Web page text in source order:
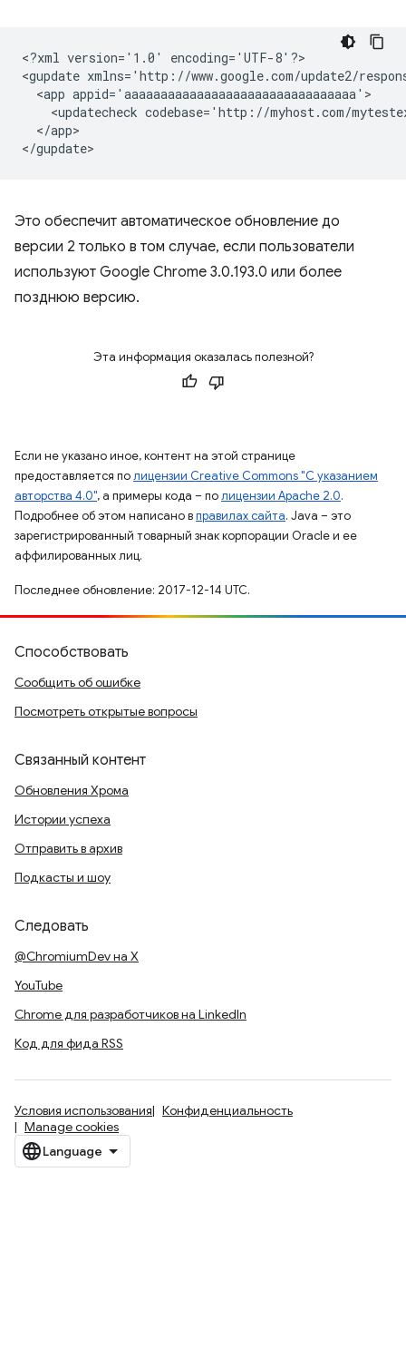
<?xml version='1.0'
encoding='UTF-8'?>
<gupdate xmlns='http://www.google.com/update2/
<app
<updatecheck codebase='http://myhost.com/
</app>
Это обеспечит автоматическое обновление до
версии 2 только в том случае, если пользователи
используют Google Chrome 3.0.193.0 или более
позднюю версию.
Эта информация оказалась полезной?
Если не указано иное, контент на этой странице
предоставляется полицензии Creative Commons "С указанием
авторства 4.0", а примеры кода – полицензии Apache 2.0.
Подробнее об этом написано вправилах сайта. Java – это
зарегистрированный товарный знак корпорации Oracle и ее
аффилированных лиц.
Последнее обновление: 2017-12-14 UTC.
Способствовать
Сообщить об ошибке
Посмотреть открытые вопросы
Связанный контент
Обновления Хрома
Истории успеха
Отправить в архив
Подкасты и шоу
Следовать
@ChromiumDev на X
YouTube
Chrome для разработчиков на LinkedIn
Код для фида RSS
Условия использования
Конфиденциальность
Manage cookies